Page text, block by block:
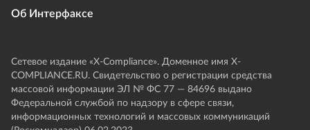
Об Интерфаксе
Сетевое издание «Х-Compliance». Доменное имя X-
COMPLIANCE.RU. Свидетельство о регистрации средства
массовой информации ЭЛ № ФС 77 — 84696 выдано
Федеральной службой по надзору в сфере связи,
информационных технологий и массовых коммуникаций